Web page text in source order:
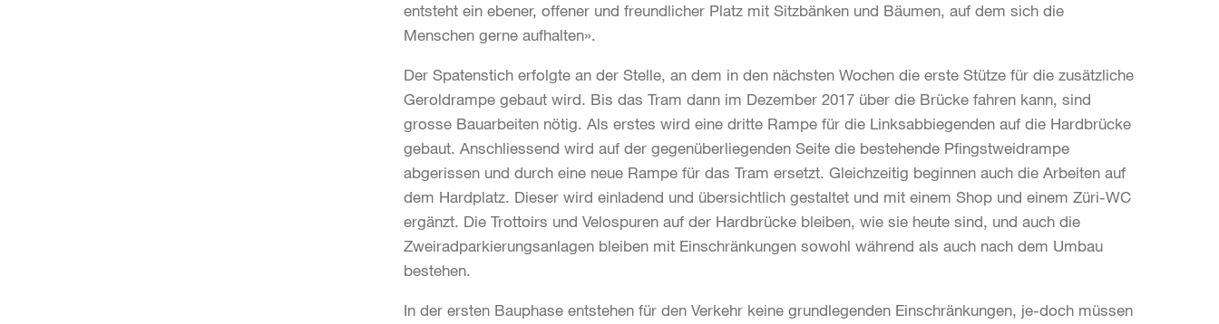
entsteht ein ebener, offener und freundlicher Platz mit Sitzbänken und Bäumen, auf dem sich die
Menschen gerne aufhalten».
Der Spatenstich erfolgte an der Stelle, an dem in den nächsten Wochen die erste Stütze für die zusätzliche
Geroldrampe gebaut wird. Bis das Tram dann im Dezember 2017 über die Brücke fahren kann, sind
grosse Bauarbeiten nötig. Als erstes wird eine dritte Rampe für die Linksabbiegenden auf die Hardbrücke
gebaut. Anschliessend wird auf der gegenüberliegenden Seite die bestehende Pfingstweidrampe
abgerissen und durch eine neue Rampe für das Tram ersetzt. Gleichzeitig beginnen auch die Arbeiten auf
dem Hardplatz. Dieser wird einladend und übersichtlich gestaltet und mit einem Shop und einem Züri-WC
ergänzt. Die Trottoirs und Velospuren auf der Hardbrücke bleiben, wie sie heute sind, und auch die
Zweiradparkierungsanlagen bleiben mit Einschränkungen sowohl während als auch nach dem Umbau
bestehen.
In der ersten Bauphase entstehen für den Verkehr keine grundlegenden Einschränkungen, je-doch müssen